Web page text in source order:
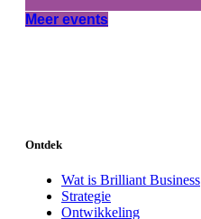
Meer events
Ontdek
Wat is Brilliant Business
Strategie
Ontwikkeling